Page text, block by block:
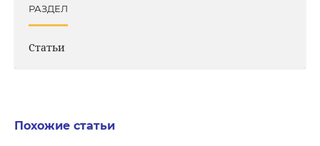
РАЗДЕЛ
Статьи
Похожие статьи